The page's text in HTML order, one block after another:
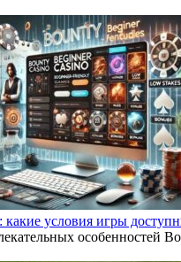
какие условия игры
особенностей